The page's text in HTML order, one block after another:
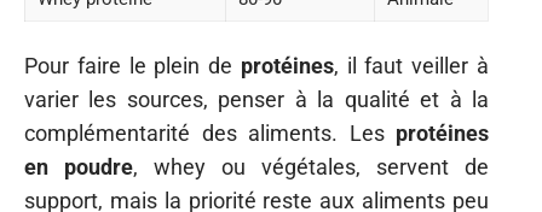
Pour faire le plein de protéines, il faut veiller à
varier les sources, penser à la qualité et à la
complémentarité des aliments. Les protéines
en poudre, whey ou végétales, servent de
support, mais la priorité reste aux aliments peu